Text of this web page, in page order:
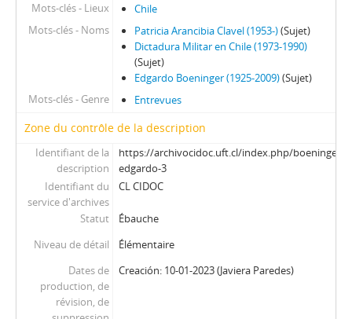
Mots-clés - Lieux
Chile
Mots-clés - Noms
Patricia Arancibia Clavel (1953-)(Sujet)
Dictadura Militar en Chile (1973-1990)
(Sujet)
Edgardo Boeninger (1925-2009)(Sujet)
Mots-clés - Genre
Entrevues
Zone du contrôle de la description
Identifiant de la
description
https://archivocidoc.uft.cl/index.php/boeninger-
edgardo-3
Identifiant du
service d'archives
CL CIDOC
Statut
Ébauche
Niveau de détail
Élémentaire
Dates de
production, de
révision, de
Creación: 10-01-2023 (Javiera Paredes)